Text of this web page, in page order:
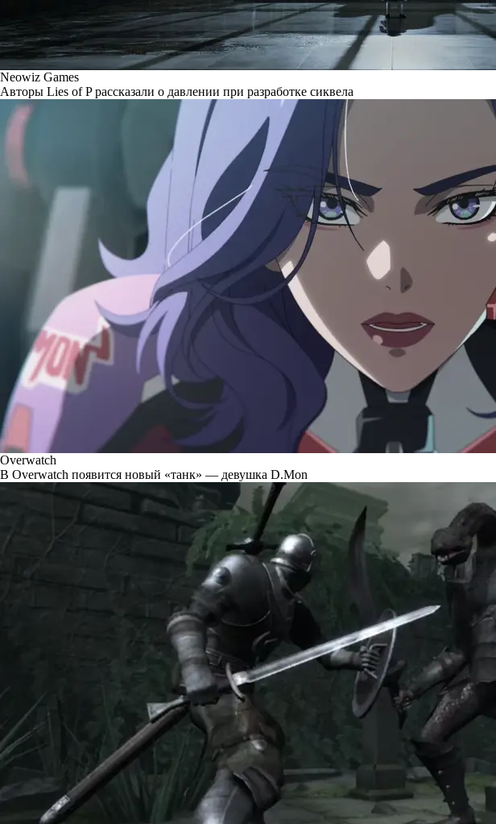
Neowiz Games
Авторы Lies of P рассказали о давлении при разработке сиквела
Overwatch
В Overwatch появится новый «танк» — девушка D.Mon